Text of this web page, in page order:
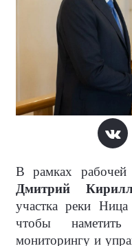
В рамках
Дмитрий
участка реки
чтобы
мониторингу и